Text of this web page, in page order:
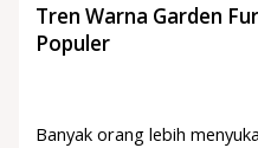
Tren Warna Garden
Populer
Banyak orang lebih